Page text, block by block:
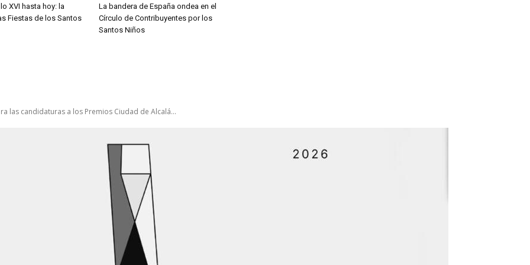
XVI hasta hoy: la
Fiestas de los Santos
La bandera de España ondea en el
Círculo de Contribuyentes por los
Santos Niños